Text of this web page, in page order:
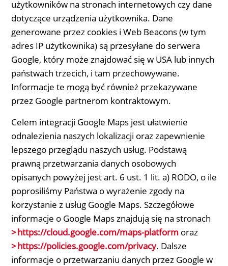
użytkowników na stronach internetowych czy dane
dotyczące urządzenia użytkownika. Dane
generowane przez cookies i Web Beacons (w tym
adres IP użytkownika) są przesyłane do serwera
Google, który może znajdować się w USA lub innych
państwach trzecich, i tam przechowywane.
Informacje te mogą być również przekazywane
przez Google partnerom kontraktowym.
Celem integracji Google Maps jest ułatwienie
odnalezienia naszych lokalizacji oraz zapewnienie
lepszego przeglądu naszych usług. Podstawą
prawną przetwarzania danych osobowych
opisanych powyżej jest art. 6 ust. 1 lit. a) RODO, o ile
poprosiliśmy Państwa o wyrażenie zgody na
korzystanie z usług Google Maps. Szczegółowe
informacje o Google Maps znajdują się na stronach
https://cloud.google.com/maps-platformoraz
https://policies.google.com/privacy. Dalsze
informacje o przetwarzaniu danych przez Google w